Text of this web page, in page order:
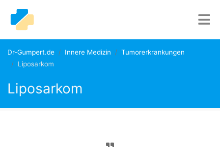
Dr-Gumpert.de Innere Medizin
Tumorerkrankungen
Liposarkom
Liposarkom